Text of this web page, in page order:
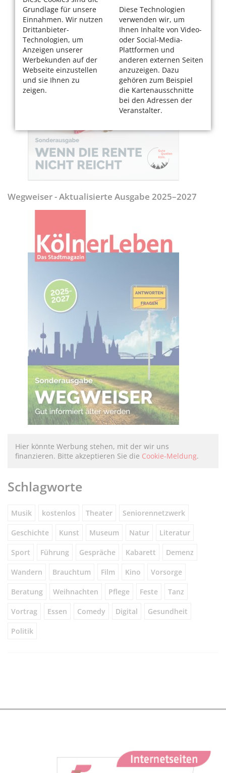
Grundlage für unsere
Einnahmen. Wir nutzen
Drittanbieter-
Technologien, um
Anzeigen unserer
Werbekunden auf der
Webseite einzustellen
und sie Ihnen zu
zeigen.
Diese Technologien
verwenden wir, um
Ihnen Inhalte von Video-
oder Social-Media-
Plattformen und
anderen externen Seiten
anzuzeigen. Dazu
gehören zum Beispiel
die Kartenausschnitte
bei den Adressen der
Veranstalter.
Wegweiser - Aktualisierte Ausgabe 2025–2027
Hier könnte Werbung stehen, mit der wir uns
finanzieren. Bitte akzeptieren Sie die Cookie-Meldung.
Schlagworte
Musik kostenlos Theater Seniorennetzwerk
Geschichte Kunst Museum Natur Literatur
Sport Führung Gespräche Kabarett Demenz
Wandern Brauchtum Film Kino Vorsorge
Beratung Weihnachten Pflege Feste Tanz
Vortrag Essen Comedy Digital Gesundheit
Politik